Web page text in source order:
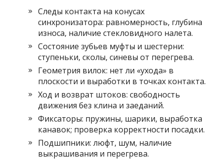
Следы контакта на конусах
синхронизатора: равномерность, глубина
износа, наличие стекловидного налета.
Состояние зубьев муфты и шестерни:
ступеньки, сколы, синевы от перегрева.
Геометрия вилок: нет ли «ухода» в
плоскости и выработки в точках контакта.
Ход и возврат штоков: свободность
движения без клина и заеданий.
Фиксаторы: пружины, шарики, выработка
канавок; проверка корректности посадки.
Подшипники: люфт, шум, наличие
выкрашивания и перегрева.